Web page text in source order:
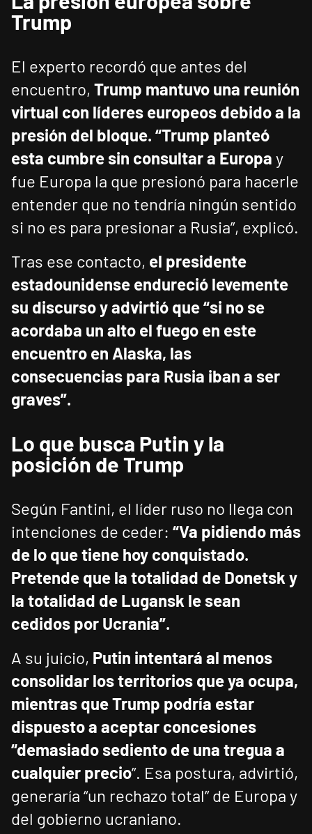
Trump
El experto recordó que antes del
encuentro, Trump mantuvo una reunión
virtual con líderes europeos debido a la
presión del bloque. “Trump planteó
esta cumbre sin consultar a Europa y
fue Europa la que presionó para hacerle
entender que no tendría ningún sentido
si no es para presionar a Rusia”, explicó.
Tras ese contacto, el presidente
estadounidense endureció levemente
su discurso y advirtió que “si no se
acordaba un alto el fuego en este
encuentro en Alaska, las
consecuencias para Rusia iban a ser
graves”.
Lo que busca Putin y la
posición de Trump
Según Fantini, el líder ruso no llega con
intenciones de ceder: “Va pidiendo más
de lo que tiene hoy conquistado.
Pretende que la totalidad de Donetsk y
la totalidad de Lugansk le sean
cedidos por Ucrania”.
A su juicio, Putin intentará al menos
consolidar los territorios que ya ocupa,
mientras que Trump podría estar
dispuesto a aceptar concesiones
“demasiado sediento de una tregua a
cualquier precio”. Esa postura, advirtió,
generaría “un rechazo total” de Europa y
del gobierno ucraniano.